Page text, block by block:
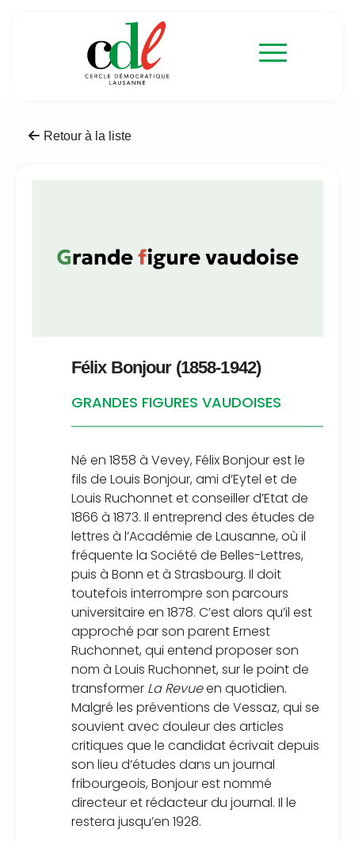
Retour à la liste
Félix Bonjour (1858-1942)
GRANDES FIGURES VAUDOISES
Né en 1858 à Vevey, Félix Bonjour est le
fils de Louis Bonjour, ami d’Eytel et de
Louis Ruchonnet et conseiller d’Etat de
1866 à 1873. Il entreprend des études de
lettres à l’Académie de Lausanne, où il
fréquente la Société de Belles-Lettres,
puis à Bonn et à Strasbourg. Il doit
toutefois interrompre son parcours
universitaire en 1878. C’est alors qu’il est
approché par son parent Ernest
Ruchonnet, qui entend proposer son
nom à Louis Ruchonnet, sur le point de
transformer La Revueen quotidien.
Malgré les préventions de Vessaz, qui se
souvient avec douleur des articles
critiques que le candidat écrivait depuis
son lieu d’études dans un journal
fribourgeois, Bonjour est nommé
directeur et rédacteur du journal. Il le
restera jusqu’en 1928.